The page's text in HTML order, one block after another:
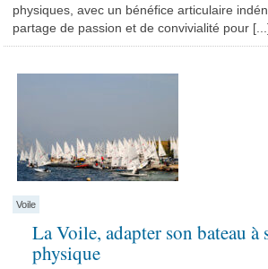
physiques, avec un bénéfice articulaire
partage de passion et de convivialité pour
Voile
La Voile, adapter son bateau à
physique